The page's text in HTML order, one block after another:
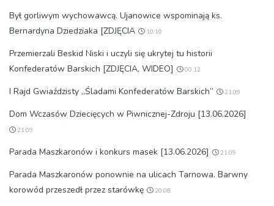
Był gorliwym wychowawcą. Ujanowice wspominają ks.
Bernardyna Dziedziaka [ZDJĘCIA
10:10
Przemierzali Beskid Niski i uczyli się ukrytej tu historii
Konfederatów Barskich [ZDJĘCIA, WIDEO]
00:12
I Rajd Gwiaździsty „Śladami Konfederatów Barskich” 21:09
Dom Wczasów Dziecięcych w Piwnicznej-Zdroju [13.06.2026]
21:09
Parada Maszkaronów i konkurs masek [13.06.2026] 21:09
Parada Maszkaronów ponownie na ulicach Tarnowa. Barwny
korowód przeszedł przez starówkę
20:08